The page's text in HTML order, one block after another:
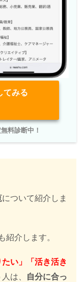
てみる
料診断中！
について紹介しま
紹介します。
たい」「活き活き
は、
自分に合っ